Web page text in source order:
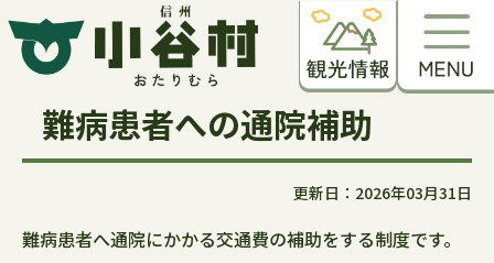
難病患者への通院補助
更新日：2026年03月31日
難病患者へ通院にかかる交通費の補助をする制度です。